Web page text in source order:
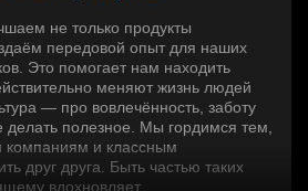
не только продукты
передовой опыт для наших
Это помогает нам находить
меняют жизнь людей
— про вовлечённость, заботу
делать полезное. Мы гордимся тем,
компаниям и классным
друг друга. Быть частью таких
вдохновляет.